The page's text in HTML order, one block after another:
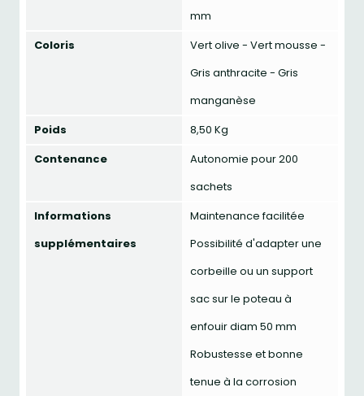
mm
Coloris
Vert olive - Vert mousse -
Gris anthracite - Gris
manganèse
Poids
8,50 Kg
Contenance
Autonomie pour 200
sachets
Informations
supplémentaires
Maintenance facilitée
Possibilité d'adapter une
corbeille ou un support
sac sur le poteau à
enfouir diam 50 mm
Robustesse et bonne
tenue à la corrosion